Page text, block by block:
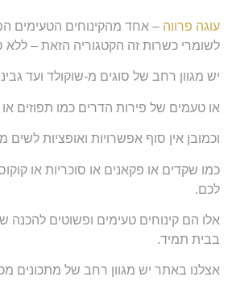
עוגה פרווה – אחד מהקינוחים הטעימים
לשומרי כשרות זה הקטגוריה הזאת – ללא
יש מגוון רחב של סוגים מ-שוקולד ועד
או טעמים של פירות הדרים כמו תפוזים או
וכמובן אין סוף אפשרויות ואופציות לשים
כמו שקדים או פקאנים או סוכריות או
לכם.
אלו הם קינוחים טעימים ופשוטים להכנה
בבית תמיד.
אצלנו באתר יש מגוון רחב של מתכונים